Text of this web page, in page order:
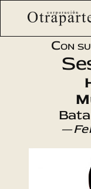
Saltar
Otraparte.org/
Con
—